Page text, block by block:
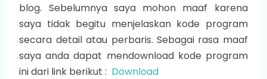
blog. Sebelumnya saya mohon maaf karena
saya tidak begitu menjelaskan kode program
secara detail atau perbaris. Sebagai rasa maaf
saya anda dapat mendownload kode program
ini dari link berikut : Download